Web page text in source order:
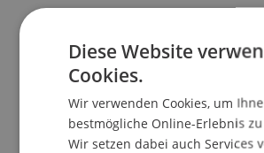
Referenz
Stockhammer, D. (2018).
Renewal. St. Catherine's church by
Schwarz, Krickerhau (1942) &
Dominikus and Gottfried Böhm,
Diese Website
Cookies.
Wir verwenden Cookies, um
bestmögliche Online-Erlebnis
Wir setzen dabei auch Services